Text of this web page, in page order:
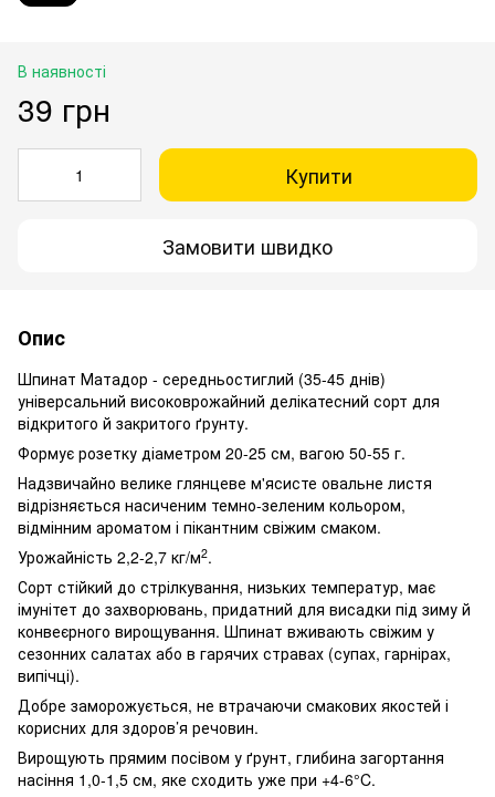
В наявності
39 грн
Купити
Замовити швидко
Опис
Шпинат Матадор - середньостиглий (35-45 днів)
універсальний високоврожайний делікатесний сорт для
відкритого й закритого ґрунту.
Формує розетку діаметром 20-25 см, вагою 50-55 г.
Надзвичайно велике глянцеве м'ясисте овальне листя
відрізняється насиченим темно-зеленим кольором,
відмінним ароматом і пікантним свіжим смаком.
Урожайність 2,2-2,7 кг/м2.
Сорт стійкий до стрілкування, низьких температур, має
імунітет до захворювань, придатний для висадки під зиму й
конвеєрного вирощування. Шпинат вживають свіжим у
сезонних салатах або в гарячих стравах (супах, гарнірах,
випічці).
Добре заморожується, не втрачаючи смакових якостей і
корисних для здоров’я речовин.
Вирощують прямим посівом у ґрунт, глибина загортання
насіння 1,0-1,5 см, яке сходить уже при +4-6°C.